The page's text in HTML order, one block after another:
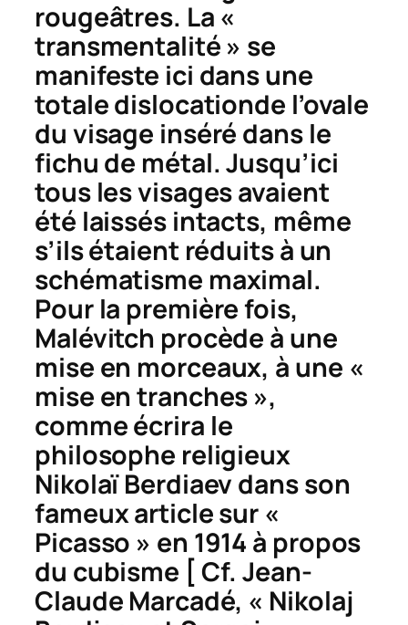
rougeâtres. La «
transmentalité » se
manifeste ici dans une
totale dislocationde l’ovale
du visage inséré dans le
fichu de métal. Jusqu’ici
tous les visages avaient
été laissés intacts, même
s’ils étaient réduits à un
schématisme maximal.
Pour la première fois,
Malévitch procède à une
mise en morceaux, à une «
mise en tranches »,
comme écrira le
philosophe religieux
Nikolaï Berdiaev dans son
fameux article sur «
Picasso » en 1914 à propos
du cubisme [ Cf. Jean-
Claude Marcadé, « Nikolaj